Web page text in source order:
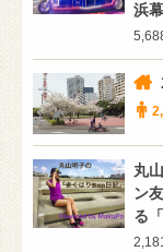
浜
丸
ン
る